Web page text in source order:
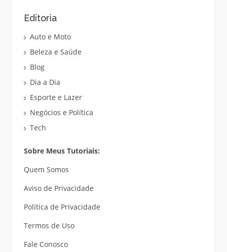
Editoria
Auto e Moto
Beleza e Saúde
Blog
Dia a Dia
Esporte e Lazer
Negócios e Política
Tech
Sobre Meus Tutoriais:
Quem Somos
Aviso de Privacidade
Política de Privacidade
Termos de Uso
Fale Conosco